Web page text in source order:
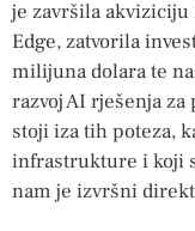
je završila
Edge, zatvorila
milijuna dolara te
razvoj AI rješenja
stoji iza tih poteza,
infrastrukture i koji
nam je izvršni